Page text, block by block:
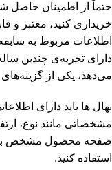
حتماً از اطمینان حاصل
خریداری کنید، معتبر و
اطلاعات مربوط به
دارای تجربه‌ی چندین
می‌دهد، یکی از
نهال ها باید دارای
مشخصاتی مانند نوع،
صفحه محصول مشخص
استفاده کنید.